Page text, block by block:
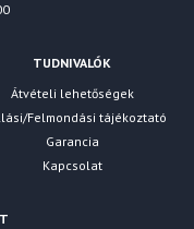
TUDNIVALÓK
Átvételi lehetőségek
Felmondási tájékoztató
Garancia
Kapcsolat